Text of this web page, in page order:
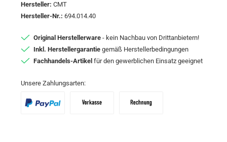
Hersteller: CMT
Hersteller-Nr.: 694.014.40
Original Herstellerware - kein Nachbau von Drittanbietern!
Inkl. Herstellergarantie gemäß Herstellerbedingungen
Fachhandels-Artikel für den gewerblichen Einsatz geeignet
Unsere Zahlungsarten: